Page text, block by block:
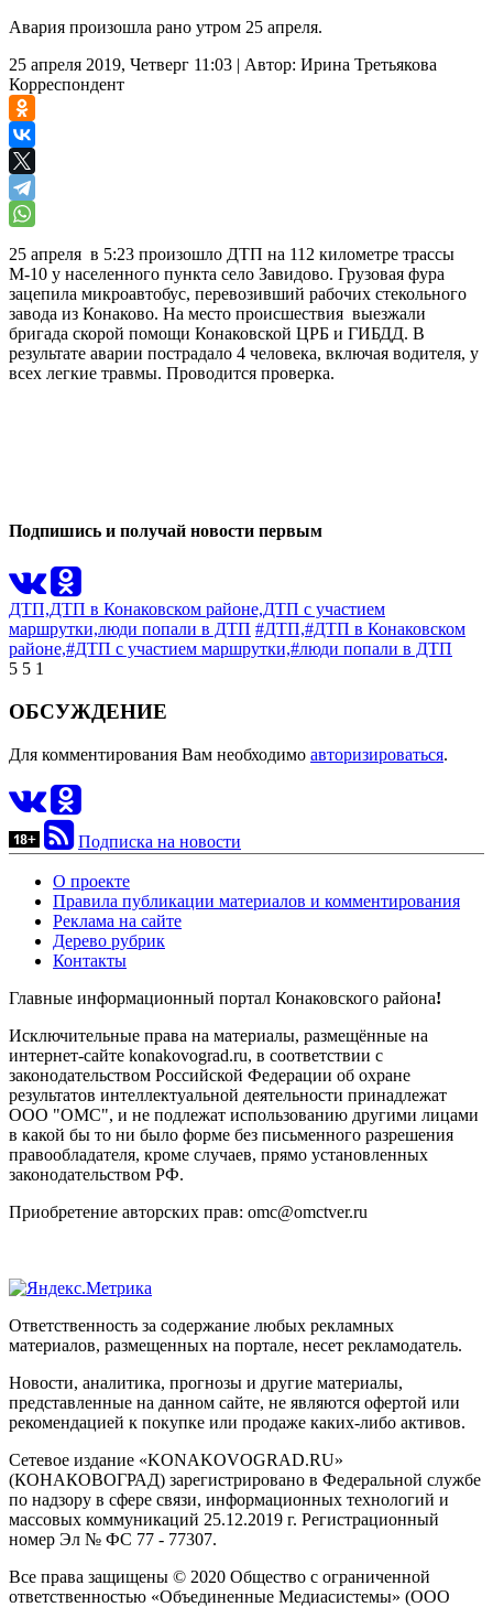
Авария произошла рано утром 25 апреля.
25 апреля 2019, Четверг 11:03 | Автор: Ирина Третьякова
Корреспондент
25 апреля в 5:23 произошло ДТП на 112 километре трассы
М-10 у населенного пункта село Завидово. Грузовая фура
зацепила микроавтобус, перевозивший рабочих стекольного
завода из Конаково. На место происшествия выезжали
бригада скорой помощи Конаковской ЦРБ и ГИБДД. В
результате аварии пострадало 4 человека, включая водителя, у
всех легкие травмы. Проводится проверка.
Подпишись и получай новости первым
ДТП,ДТП в Конаковском районе,ДТП с участием
маршрутки,люди попали в ДТП #ДТП,#ДТП в Конаковском
районе,#ДТП с участием маршрутки,#люди попали в ДТП
5 5 1
ОБСУЖДЕНИЕ
Для комментирования Вам необходимо авторизироваться.
Подписка на новости
О проекте
Правила публикации материалов и комментирования
Реклама на сайте
Дерево рубрик
Контакты
Главные информационный портал Конаковского района!
Исключительные права на материалы, размещённые на
интернет-сайте konakovograd.ru, в соответствии с
законодательством Российской Федерации об охране
результатов интеллектуальной деятельности принадлежат
ООО "ОМС", и не подлежат использованию другими лицами
в какой бы то ни было форме без письменного разрешения
правообладателя, кроме случаев, прямо установленных
законодательством РФ.
Приобретение авторских прав: omc@omctver.ru
Ответственность за содержание любых рекламных
материалов, размещенных на портале, несет рекламодатель.
Новости, аналитика, прогнозы и другие материалы,
представленные на данном сайте, не являются офертой или
рекомендацией к покупке или продаже каких-либо активов.
Сетевое издание «KONAKOVOGRAD.RU»
(КОНАКОВОГРАД) зарегистрировано в Федеральной службе
по надзору в сфере связи, информационных технологий и
массовых коммуникаций 25.12.2019 г. Регистрационный
номер Эл № ФС 77 - 77307.
Все права защищены © 2020 Общество с ограниченной
ответственностью «Объединенные Медиасистемы» (ООО